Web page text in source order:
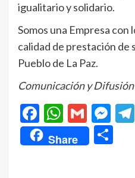
igualitario y solidario.
Somos una Empresa con
calidad de prestación de
Pueblo de La Paz.
Comunicación y Difusión
Facebook
Gmail
Share